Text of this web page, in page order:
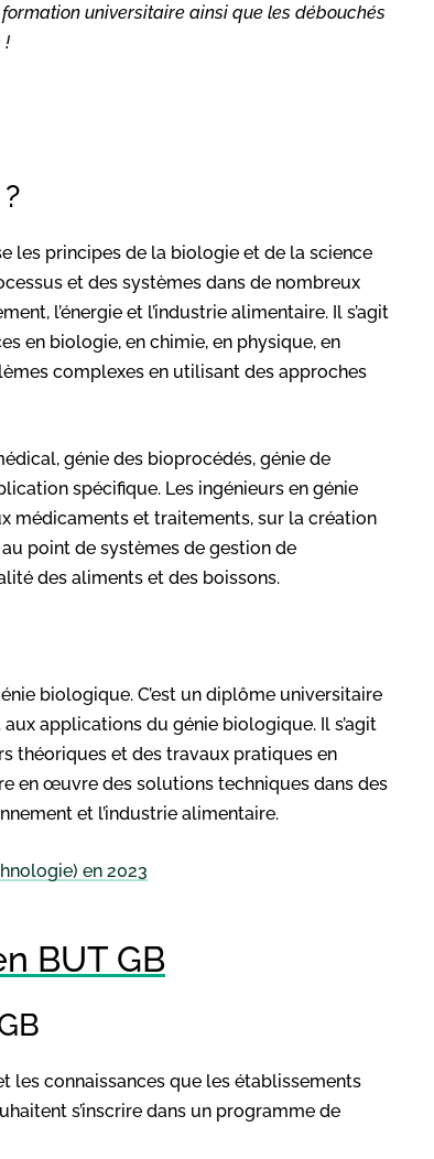
universitaire ainsi que les débouchés
!
les principes de la biologie et de la science
et des systèmes dans de nombreux
l’énergie et l’industrie alimentaire. Il s’agit
en biologie, en chimie, en physique, en
complexes en utilisant des approches
génie des bioprocédés, génie de
spécifique. Les ingénieurs en génie
médicaments et traitements, sur la création
point de systèmes de gestion de
des aliments et des boissons.
biologique. C’est un diplôme universitaire
applications du génie biologique. Il s’agit
théoriques et des travaux pratiques en
en œuvre des solutions techniques dans des
et l’industrie alimentaire.
en 2023
BUT GB
les connaissances que les établissements
s’inscrire dans un programme de